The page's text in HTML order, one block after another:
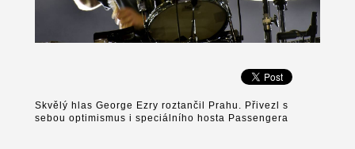
Skvělý hlas George Ezry roztančil Prahu. Přivezl s
sebou optimismus i speciálního hosta Passengera